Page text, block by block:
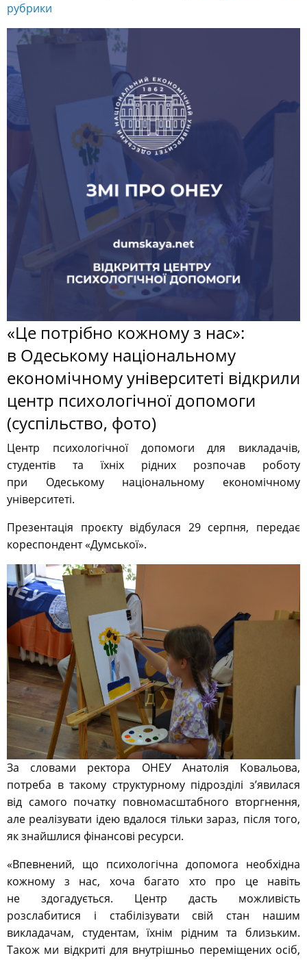
рубрики
«Це потрібно кожному з нас»:
в Одеському національному
економічному університеті відкрили
центр психологічної допомоги
(суспільство, фото)
Центр психологічної допомоги для викладачів,
студентів та їхніх рідних розпочав роботу
при Одеському національному економічному
університеті.
Презентація проєкту відбулася 29 серпня, передає
кореспондент «Думської».
За словами ректора ОНЕУ Анатолія Ковальова,
потреба в такому структурному підрозділі з’явилася
від самого початку повномасштабного вторгнення,
але реалізувати ідею вдалося тільки зараз, після того,
як знайшлися фінансові ресурси.
«Впевнений, що психологічна допомога необхідна
кожному з нас, хоча багато хто про це навіть
не здогадується. Центр дасть можливість
розслабитися і стабілізувати свій стан нашим
викладачам, студентам, їхнім рідним та близьким.
Також ми відкриті для внутрішньо переміщених осіб,